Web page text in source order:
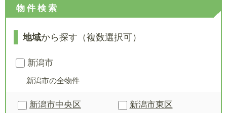
物件検索
地域から探す（複数選択可）
新潟市
新潟市の全物件
新潟市中央区 新潟市東区